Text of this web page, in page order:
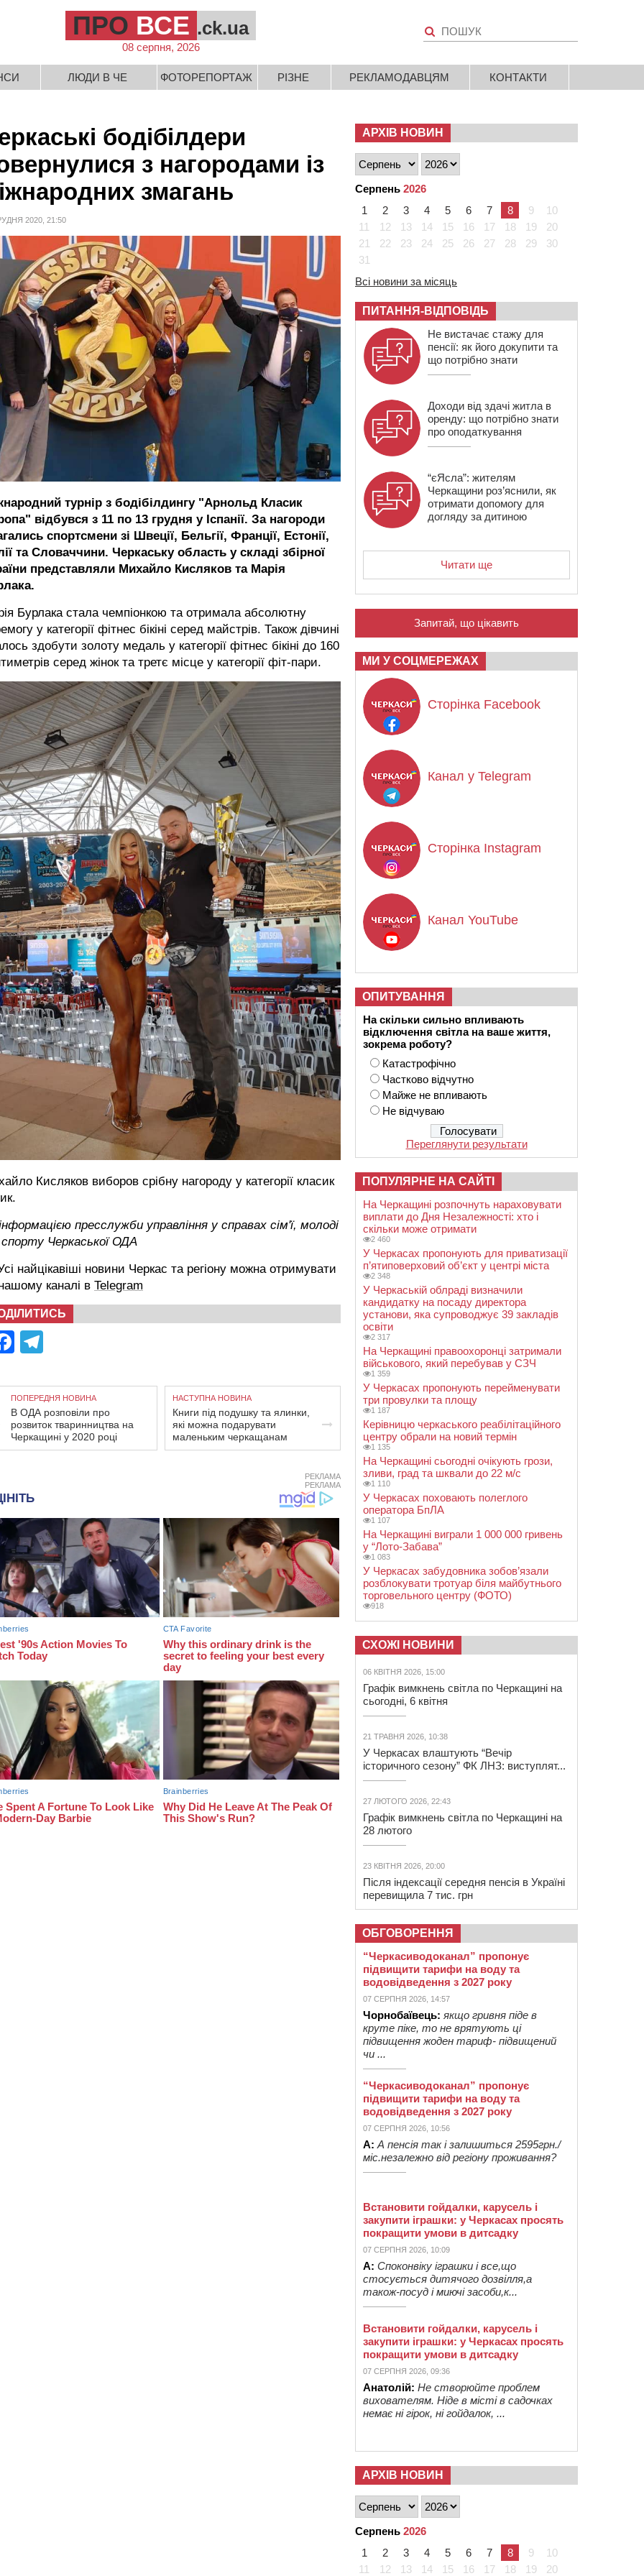
ПРО ВСЕ .ck.ua
08 серпня, 2026
ЛЮДИ В ЧЕ ФОТОРЕПОРТАЖ РІЗНЕ РЕКЛАМОДАВЦЯМ КОНТАКТИ
бодібілдери
з нагородами із
змагань
2020, 21:50
турнір з бодібілдингу "Арнольд Класик
відбувся з 11 по 13 грудня у Іспанії. За нагороди
спортсмени зі Швеції, Бельгії, Франції, Естонії,
та Словаччини. Черкаську область у складі збірної
представляли Михайло Кисляков та Марія
Бурлака стала чемпіонкою та отримала абсолютну
у категорії фітнес бікіні серед майстрів. Також дівчині
здобути золоту медаль у категорії фітнес бікіні до 160
серед жінок та третє місце у категорії фіт-пари.
Кисляков виборов срібну нагороду у категорії класик
пресслужби управління у справах сім'ї, молоді
Черкаської ОДА
найцікавіші новини Черкас та регіону можна отримувати
каналі в Telegram
Facebook
ПОПЕРЕДНЯ НОВИНА
В ОДА розповіли про
розвиток тваринництва на
Черкащині у 2020 році
НАСТУПНА НОВИНА
Книги під подушку та ялинки,
які можна подарувати
маленьким черкащанам
РЕКЛАМА
РЕКЛАМА
АРХІВ НОВИН
Серпень 2026
1
2 3 4 5 6 7 8 9
10
11
12 13 14 15 16 17 18 19
20
21
22 23 24 25 26 27 28 29
30
31
Всі новини за місяць
ПИТАННЯ-ВІДПОВІДЬ
Не вистачає стажу для
пенсії: як його докупити та
що потрібно знати
Доходи від здачі житла в
оренду: що потрібно знати
про оподаткування
“єЯсла”: жителям
Черкащини роз’яснили, як
отримати допомогу для
догляду за дитиною
Читати ще
Запитай, що цікавить
МИ У СОЦМЕРЕЖАХ
Сторінка Facebook
Канал у Telegram
Сторінка Instagram
Канал YouTube
ОПИТУВАННЯ
На скільки сильно впливають
відключення світла на ваше життя,
зокрема роботу?
Катастрофічно
Частково відчутно
Майже не впливають
Не відчуваю
Переглянути результати
ПОПУЛЯРНЕ НА САЙТІ
На Черкащині розпочнуть нараховувати
виплати до Дня Незалежності: хто і
скільки може отримати
2 460
У Черкасах пропонують для приватизації
п’ятиповерховий об’єкт у центрі міста
2 348
У Черкаській облраді визначили
кандидатку на посаду директора
установи, яка супроводжує 39 закладів
освіти
2 317
На Черкащині правоохоронці затримали
військового, який перебував у СЗЧ
1 359
У Черкасах пропонують перейменувати
три провулки та площу
1 187
Керівницю черкаського реабілітаційного
центру обрали на новий термін
1 135
На Черкащині сьогодні очікують грози,
зливи, град та шквали до 22 м/с
1 110
У Черкасах поховають полеглого
оператора БпЛА
1 107
На Черкащині виграли 1 000 000 гривень
у “Лото-Забава”
1 083
У Черкасах забудовника зобов’язали
розблокувати тротуар біля майбутнього
торговельного центру (ФОТО)
918
СХОЖІ НОВИНИ
06 КВІТНЯ 2026, 15:00
Графік вимкнень світла по Черкащині на
сьогодні, 6 квітня
21 ТРАВНЯ 2026, 10:38
У Черкасах влаштують “Вечір
історичного сезону” ФК ЛНЗ: виступлят...
27 ЛЮТОГО 2026, 22:43
Графік вимкнень світла по Черкащині на
28 лютого
23 КВІТНЯ 2026, 20:00
Після індексації середня пенсія в Україні
перевищила 7 тис. грн
ОБГОВОРЕННЯ
“Черкасиводоканал” пропонує
підвищити тарифи на воду та
водовідведення з 2027 року
07 СЕРПНЯ 2026, 14:57
Чорнобаївець: якщо гривня піде в
круте піке, то не врятують ці
підвищення жоден тариф- підвищений
чи ...
“Черкасиводоканал” пропонує
підвищити тарифи на воду та
водовідведення з 2027 року
07 СЕРПНЯ 2026, 10:56
А: А пенсія так і залишиться 2595грн./
міс.незалежно від регіону проживання?
Встановити гойдалки, карусель і
закупити іграшки: у Черкасах просять
покращити умови в дитсадку
07 СЕРПНЯ 2026, 10:09
А: Споконвіку іграшки і все,що
стосується дитячого дозвілля,а
також-посуд і миючі засоби,к...
Встановити гойдалки, карусель і
закупити іграшки: у Черкасах просять
покращити умови в дитсадку
07 СЕРПНЯ 2026, 09:36
Анатолій: Не створюйте проблем
вихователям. Ніде в місті в садочках
немає ні гірок, ні гойдалок, ...
АРХІВ НОВИН
Серпень 2026
1
2 3 4 5 6 7 8 9
10
11
12 13 14 15 16 17 18 19 20